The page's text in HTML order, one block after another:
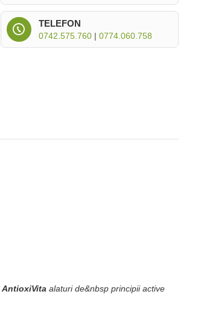
TELEFON
0742.575.760| 0774.060.758
AntioxiVita alaturi de&nbsp principii active